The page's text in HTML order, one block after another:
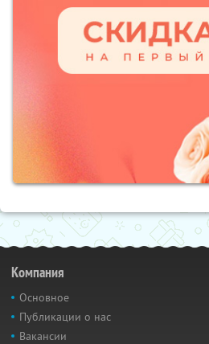
Компания
Основное
Публикации о нас
Вакансии